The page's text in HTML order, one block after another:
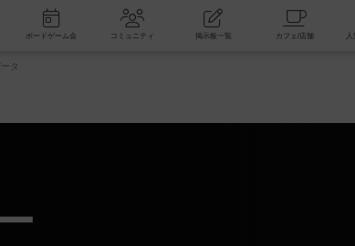
着レビュー ボードゲーム会 コミュニティ 掲示板一覧
タ